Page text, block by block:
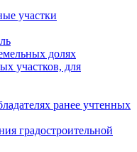
участки
долях
участков, для
ранее учтенных
градостроительной